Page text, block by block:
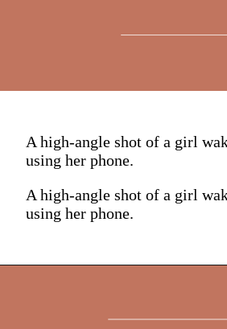
A high-angle shot of a girl
using her phone.
A high-angle shot of a girl
using her phone.